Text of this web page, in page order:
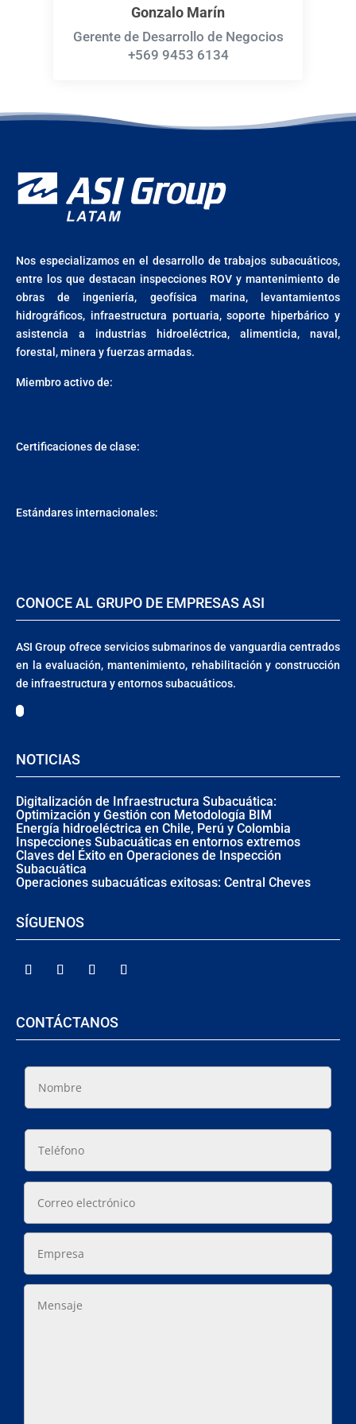
Gonzalo Marín
Gerente de Desarrollo de Negocios
+569 9453 6134
Nos especializamos en el desarrollo de trabajos subacuáticos,
entre los que destacan inspecciones ROV y mantenimiento de
obras de ingeniería, geofísica marina, levantamientos
hidrográficos, infraestructura portuaria, soporte hiperbárico y
asistencia a industrias hidroeléctrica, alimenticia, naval,
forestal, minera y fuerzas armadas.
Miembro activo de:
Certificaciones de clase:
Estándares internacionales:
CONOCE AL GRUPO DE EMPRESAS ASI
ASI Group ofrece servicios submarinos de vanguardia centrados
en la evaluación, mantenimiento, rehabilitación y construcción
de infraestructura y entornos subacuáticos.
NOTICIAS
Digitalización de Infraestructura Subacuática:
Optimización y Gestión con Metodología BIM
Energía hidroeléctrica en Chile, P͏erú y Colombia
Inspecciones Subacuáticas en entornos extremos
Claves del Éxito en Operaciones de Inspección
Subacuática
Operaciones subacuáticas exitosas: Central Cheves
SÍGUENOS
CONTÁCTANOS